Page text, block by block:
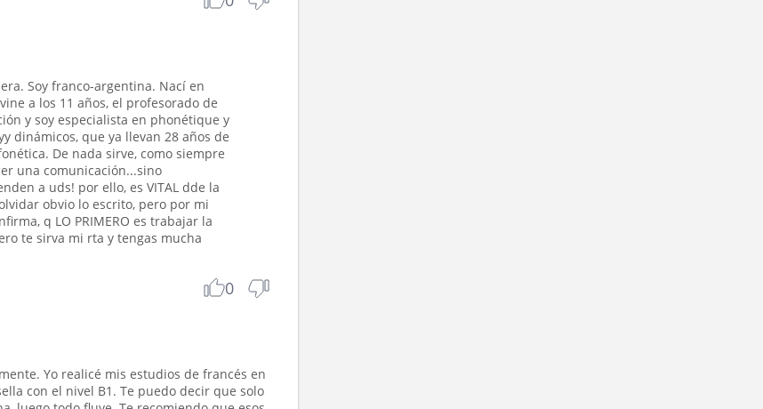
Soy franco-argentina. Nací en
a los 11 años, el profesorado de
y soy especialista en phonétique y
dinámicos, que ya llevan 28 años de
De nada sirve, como siempre
una comunicación...sino
a uds! por ello, es VITAL dde la
obvio lo escrito, pero por mi
q LO PRIMERO es trabajar la
te sirva mi rta y tengas mucha
0
Yo realicé mis estudios de francés en
con el nivel B1. Te puedo decir que solo